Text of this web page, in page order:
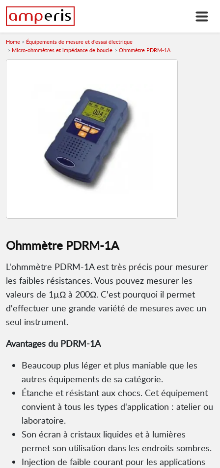
Home
Équipements de mesure et d'essai électrique
Micro-ohmmètres et impédance de boucle
Ohmmètre PDRM-1A
Ohmmètre PDRM-1A
L'ohmmètre PDRM-1A est très précis pour mesurer
les faibles résistances. Vous pouvez mesurer les
valeurs de 1µΩ à 200Ω. C'est pourquoi il permet
d'effectuer une grande variété de mesures avec un
seul instrument.
Avantages du PDRM-1A
Beaucoup plus léger et plus maniable que les
autres équipements de sa catégorie.
Étanche et résistant aux chocs. Cet équipement
convient à tous les types d'application : atelier ou
laboratoire.
Son écran à cristaux liquides et à lumières
permet son utilisation dans les endroits sombres.
Injection de faible courant pour les applications